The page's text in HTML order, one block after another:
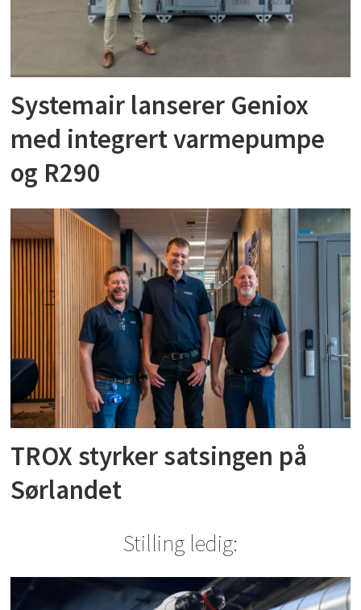
Systemair lanserer Geniox
med integrert varmepumpe
og R290
TROX styrker satsingen på
Sørlandet
Stilling ledig: